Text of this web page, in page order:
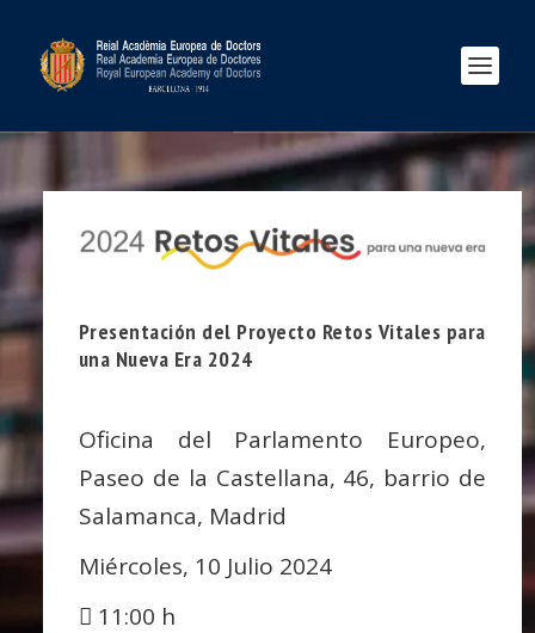
Presentación del Proyecto Retos Vitales para
una Nueva Era 2024
Oficina del Parlamento Europeo,
Paseo de la Castellana, 46, barrio de
Salamanca, Madrid
Miércoles, 10 Julio 2024
11:00 h